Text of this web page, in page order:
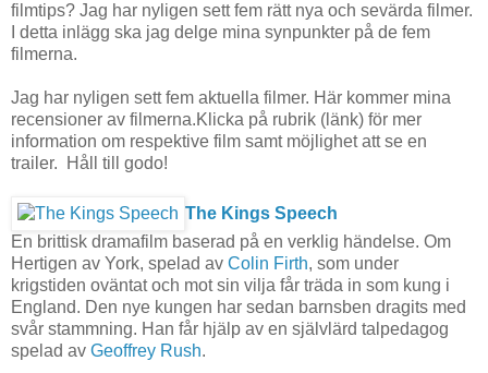
filmtips? Jag har nyligen sett fem rätt nya och sevärda filmer.
I detta inlägg ska jag delge mina synpunkter på de fem
filmerna.
Jag har nyligen sett fem aktuella filmer. Här kommer mina
recensioner av filmerna.Klicka på rubrik (länk) för mer
information om respektive film samt möjlighet att se en
trailer. Håll till godo!
The Kings Speech
En brittisk dramafilm baserad på en verklig händelse. Om
Hertigen av York, spelad av Colin Firth, som under
krigstiden oväntat och mot sin vilja får träda in som kung i
England. Den nye kungen har sedan barnsben dragits med
svår stammning. Han får hjälp av en självlärd talpedagog
spelad av Geoffrey Rush.